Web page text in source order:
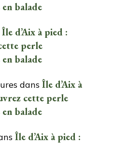
balade
Île d’Aix à pied :
perle
balade
dans Île d’Aix à
cette perle
balade
Île d’Aix à pied :